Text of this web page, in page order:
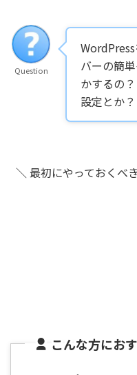
Question
バーの簡
かするの？
設定とか
＼ 最初にやっておくべ
まずは！これだけや
こんな方にお